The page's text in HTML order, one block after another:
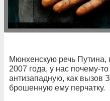
Мюнхенскую речь
2007 года, у нас почему-
антизападную, как вызов
брошенную ему перчатку.